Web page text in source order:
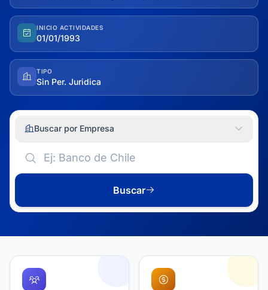
INICIO ACTIVIDADES
01/01/1993
TIPO
Sin Per. Juridica
Buscar por Empresa
Buscar